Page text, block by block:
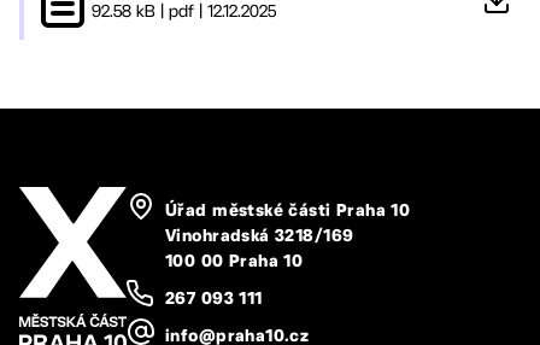
92.58 kB pdf 12.12.2025
Úřad městské části Praha 10
Vinohradská 3218/169
100 00 Praha 10
267 093 111
info@praha10.cz